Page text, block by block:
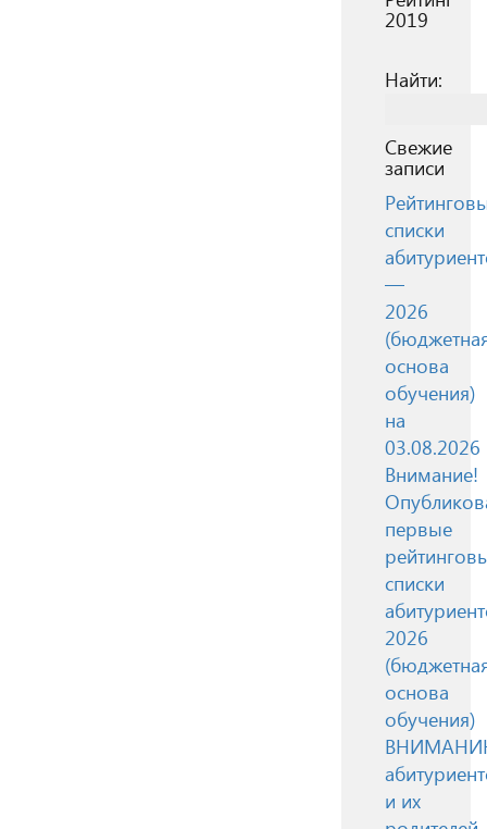
2019
Найти:
Свежие
записи
списки
—
2026
основа
обучения)
на
03.08.2026
Внимание!
первые
списки
2026
основа
обучения)
и их